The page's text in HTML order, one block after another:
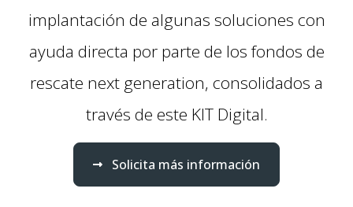
implantación de algunas soluciones con
ayuda directa por parte de los fondos de
rescate next generation, consolidados a
través de este KIT Digital.
Solicita más información